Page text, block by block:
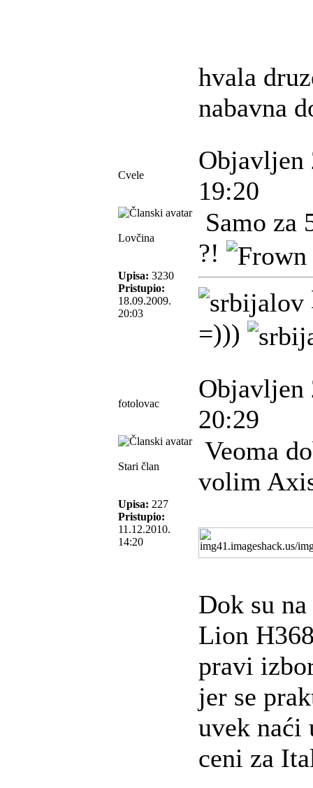
hvala
nabavna
Cvele
Objavljen
19:20
Lovčina
Upisa: 3230
Pristupio:
18.09.2009.
20:03
Samo za
?!
=)))
fotolovac
Objavljen
20:29
Stari član
Upisa: 227
Pristupio:
11.12.2010.
14:20
Veoma
volim
Dok su
Lion
pravi
jer se
uvek naći
ceni za